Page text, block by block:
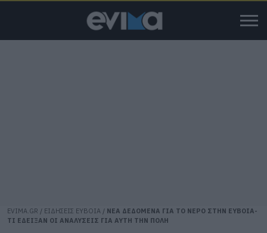
EVIMA.GR / ΕΙΔΗΣΕΙΣ ΕΥΒΟΙΑ / ΝΕΑ ΔΕΔΟΜΕΝΑ ΓΙΑ ΤΟ ΝΕΡΟ ΣΤΗΝ ΕΥΒΟΙΑ-
ΤΙ ΕΔΕΙΞΑΝ ΟΙ ΑΝΑΛΥΣΕΙΣ ΓΙΑ ΑΥΤΗ ΤΗΝ ΠΟΛΗ